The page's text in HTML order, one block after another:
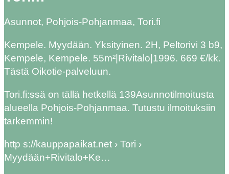
Asunnot, Pohjois-Pohjanmaa, Tori.fi
Kempele. Myydään. Yksityinen. 2H, Peltorivi 3 b9,
Kempele, Kempele. 55m²|Rivitalo|1996. 669 €/kk.
Tästä Oikotie-palveluun.
Tori.fi:ssä on tällä hetkellä 139Asunnotilmoitusta
alueella Pohjois-Pohjanmaa. Tutustu ilmoituksiin
tarkemmin!
http s://kauppapaikat.net › Tori ›
Myydään+Rivitalo+Ke…